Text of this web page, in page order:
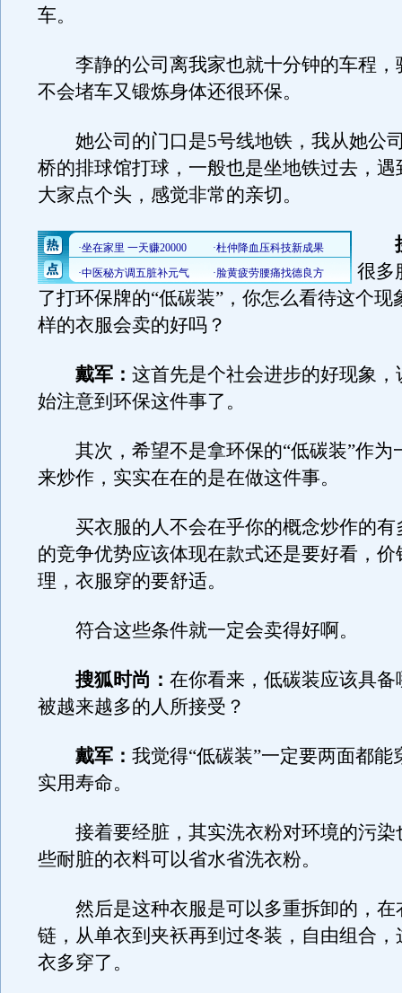
车。
李静的公司离我家也就十分钟的车程，
不会堵车又锻炼身体还很环保。
她公司的门口是5号线地铁，我从她公
桥的排球馆打球，一般也是坐地铁过去，遇
大家点个头，感觉非常的亲切。
很多
了打环保牌的“低碳装”，你怎么看待这个现
样的衣服会卖的好吗？
戴军： 这首先是个社会进步的好现象，
始注意到环保这件事了。
其次，希望不是拿环保的“低碳装”作为
来炒作，实实在在的是在做这件事。
买衣服的人不会在乎你的概念炒作的有
的竞争优势应该体现在款式还是要好看，价
理，衣服穿的要舒适。
符合这些条件就一定会卖得好啊。
搜狐时尚： 在你看来，低碳装应该具备
被越来越多的人所接受？
戴军： 我觉得“低碳装”一定要两面都能
实用寿命。
接着要经脏，其实洗衣粉对环境的污染
些耐脏的衣料可以省水省洗衣粉。
然后是这种衣服是可以多重拆卸的，在
链，从单衣到夹袄再到过冬装，自由组合，
衣多穿了。